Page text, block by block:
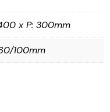
x P: 300mm
100mm